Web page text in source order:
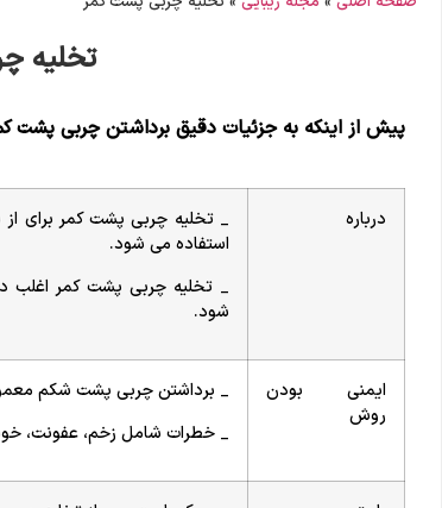
تخلیه
پیش از اینکه به جزئیات دقیق برداشتن چربی پشت
درباره
_ تخلیه چربی پشت کمر برای
استفاده می شود.
_ تخلیه چربی پشت کمر اغلب
شود.
ایمنی بودن
روش
_ برداشتن چربی پشت شکم
_ خطرات شامل زخم، عفونت،